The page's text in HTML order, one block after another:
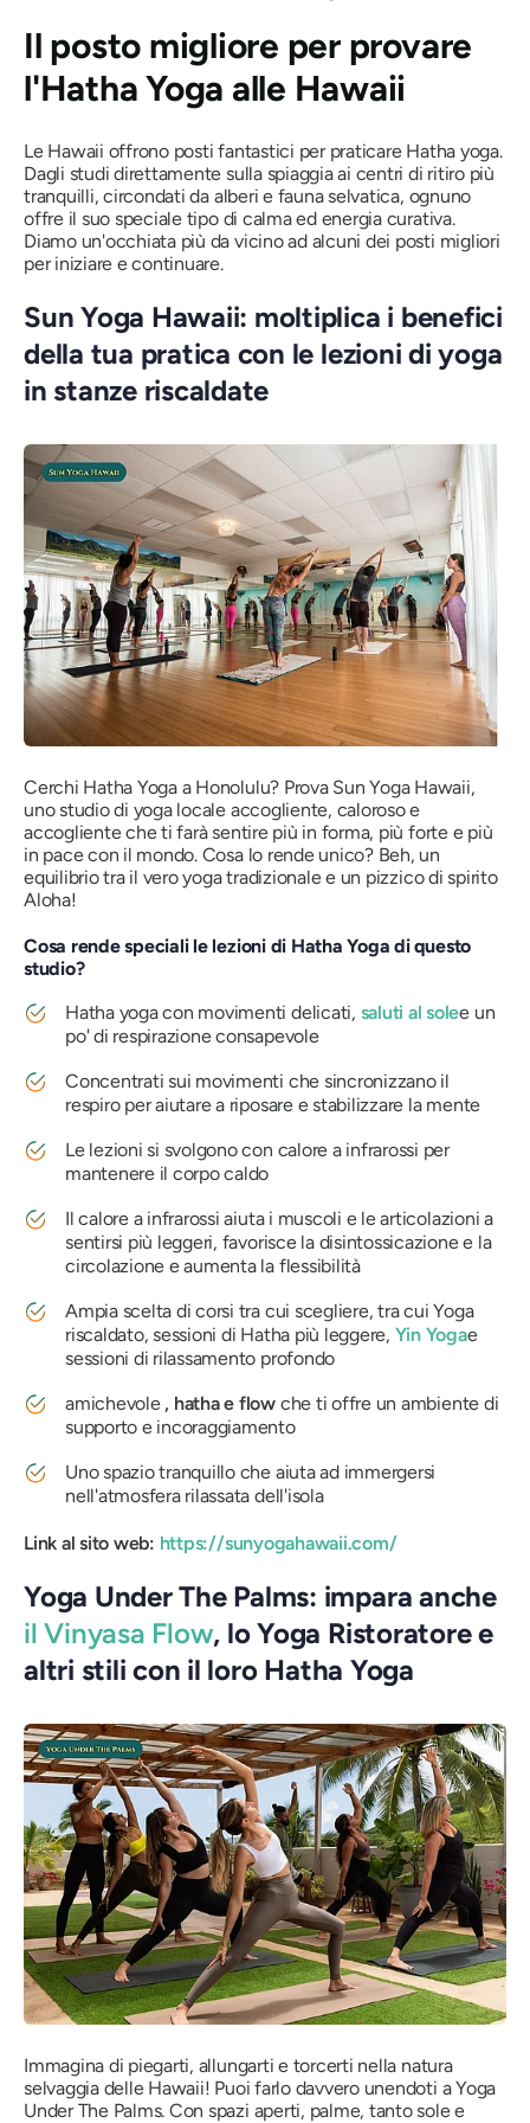
Il posto migliore per provare
l'Hatha Yoga alle Hawaii
Le Hawaii offrono posti fantastici per praticare Hatha yoga.
Dagli studi direttamente sulla spiaggia ai centri di ritiro più
tranquilli, circondati da alberi e fauna selvatica, ognuno
offre il suo speciale tipo di calma ed energia curativa.
Diamo un'occhiata più da vicino ad alcuni dei posti migliori
per iniziare e continuare.
Sun Yoga Hawaii: moltiplica i benefici
della tua pratica con le lezioni di yoga
in stanze riscaldate
Cerchi Hatha Yoga a Honolulu? Prova Sun Yoga Hawaii,
uno studio di yoga locale accogliente, caloroso e
accogliente che ti farà sentire più in forma, più forte e più
in pace con il mondo. Cosa lo rende unico? Beh, un
equilibrio tra il vero yoga tradizionale e un pizzico di spirito
Aloha!
Cosa rende speciali le lezioni di Hatha Yoga di questo
studio?
Hatha yoga con movimenti delicati, saluti al solee un
po' di respirazione consapevole
Concentrati sui movimenti che sincronizzano il
respiro per aiutare a riposare e stabilizzare la mente
Le lezioni si svolgono con calore a infrarossi per
mantenere il corpo caldo
Il calore a infrarossi aiuta i muscoli e le articolazioni a
sentirsi più leggeri, favorisce la disintossicazione e la
circolazione e aumenta la flessibilità
Ampia scelta di corsi tra cui scegliere, tra cui Yoga
riscaldato, sessioni di Hatha più leggere, Yin Yogae
sessioni di rilassamento profondo
amichevole , hatha e flow che ti offre un ambiente di
supporto e incoraggiamento
Uno spazio tranquillo che aiuta ad immergersi
nell'atmosfera rilassata dell'isola
Link al sito web: https://sunyogahawaii.com/
Yoga Under The Palms: impara anche
il Vinyasa Flow, lo Yoga Ristoratore e
altri stili con il loro Hatha Yoga
Immagina di piegarti, allungarti e torcerti nella natura
selvaggia delle Hawaii! Puoi farlo davvero unendoti a Yoga
Under The Palms. Con spazi aperti, palme, tanto sole e